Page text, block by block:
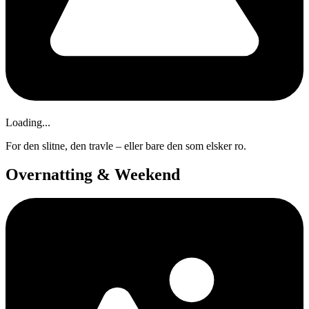
Loading...
For den slitne, den travle – eller bare den som elsker ro.
Overnatting & Weekend